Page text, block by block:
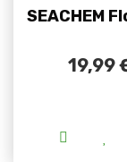
5out of 5
SEACHEM
19,99